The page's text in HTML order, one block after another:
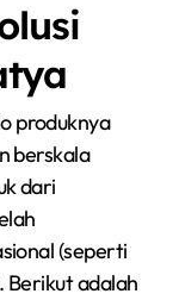
produknya
berskala
dari
(seperti
Berikut adalah